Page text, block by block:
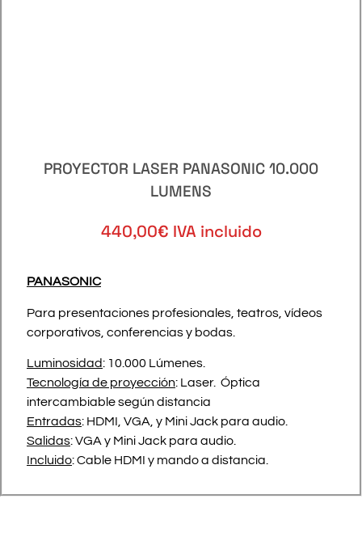
PROYECTOR LASER PANASONIC 10.000
LUMENS
440,00€ IVA incluido
PANASONIC
Para presentaciones profesionales, teatros, vídeos
corporativos, conferencias y bodas.
Luminosidad: 10.000 Lúmenes.
Tecnología de proyección: Laser. Óptica
intercambiable según distancia
Entradas: HDMI, VGA, y Mini Jack para audio.
Salidas: VGA y Mini Jack para audio.
Incluido: Cable HDMI y mando a distancia.